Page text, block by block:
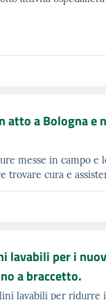
atto a Bologna e
messe in campo e
trovare cura e
lavabili per i
a braccetto.
lavabili per